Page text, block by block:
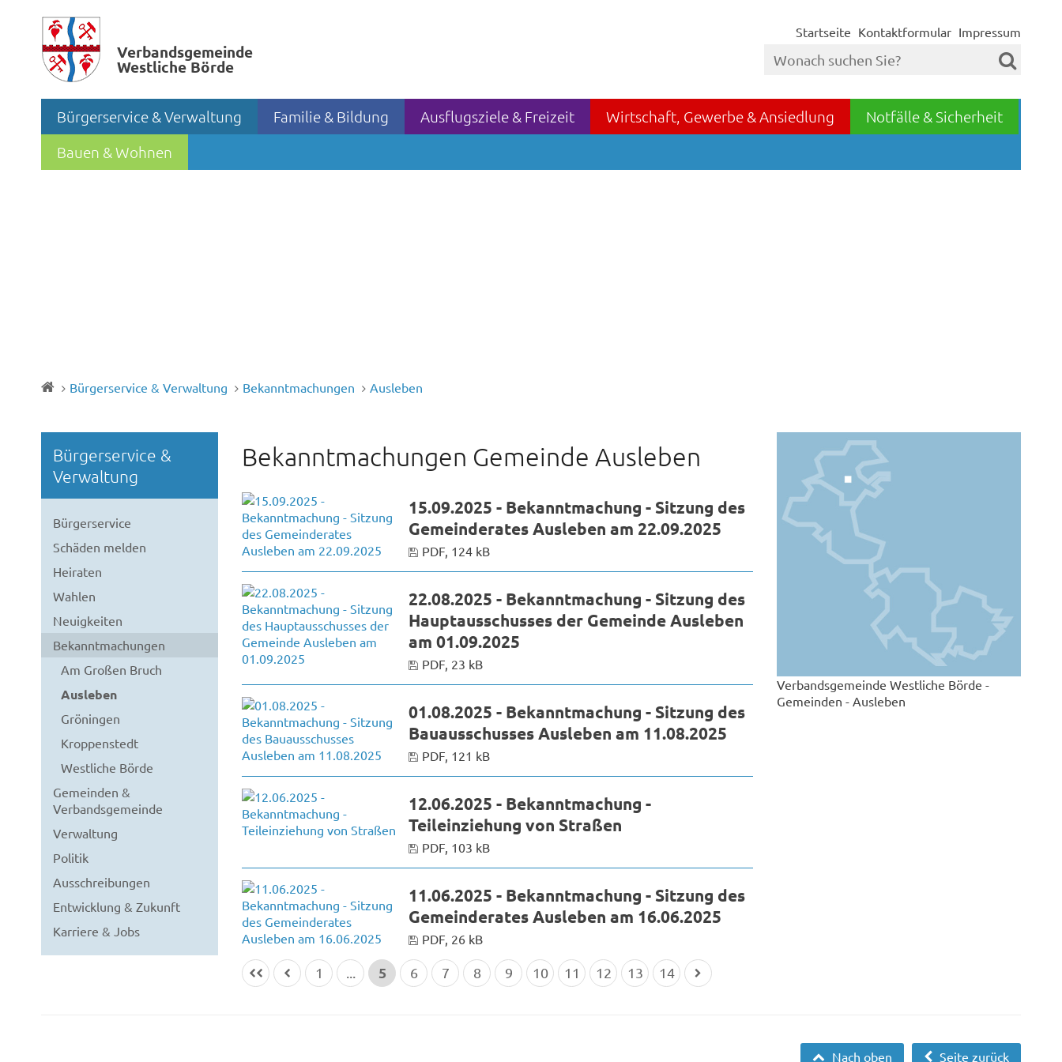
Verbands­gemeinde
Westliche Börde
Startseite Kontaktformular Impressum
Bürgerservice & Verwaltung Familie & Bildung Ausflugsziele & Freizeit Wirtschaft, Gewerbe & Ansiedlung
Notfälle & Sicherheit
Bauen & Wohnen
Bürgerservice & Verwaltung Bekanntmachungen Ausleben
Bürgerservice &
Verwaltung
Bürgerservice
Schäden melden
Heiraten
Wahlen
Neuigkeiten
Bekanntmachungen
Am Großen Bruch
Ausleben
Gröningen
Kroppenstedt
Westliche Börde
Gemeinden &
Verbandsgemeinde
Verwaltung
Politik
Ausschreibungen
Entwicklung & Zukunft
Karriere & Jobs
Bekanntmachungen Gemeinde Ausleben
15.09.2025 - Bekanntmachung - Sitzung des
Gemeinderates Ausleben am 22.09.2025
PDF, 124 kB
22.08.2025 - Bekanntmachung - Sitzung des
Hauptausschusses der Gemeinde Ausleben
am 01.09.2025
PDF, 23 kB
01.08.2025 - Bekanntmachung - Sitzung des
Bauausschusses Ausleben am 11.08.2025
PDF, 121 kB
12.06.2025 - Bekanntmachung -
Teileinziehung von Straßen
PDF, 103 kB
11.06.2025 - Bekanntmachung - Sitzung des
Gemeinderates Ausleben am 16.06.2025
PDF, 26 kB
1 5 6 7 8 9 10 11 12 13 14
Verbandsgemeinde Westliche Börde -
Gemeinden - Ausleben
Seite zurück
Nach oben